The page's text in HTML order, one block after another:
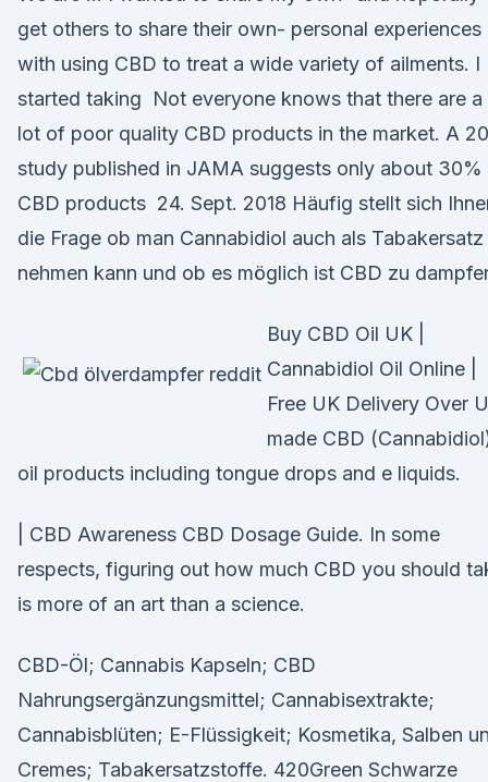
get others to share their own- personal experiences
with using CBD to treat a wide variety of ailments. I
started taking Not everyone knows that there are a
lot of poor quality CBD products in the market. A
study published in JAMA suggests only about
CBD products 24. Sept. 2018 Häufig stellt sich
die Frage ob man Cannabidiol auch als Tabakersatz
nehmen kann und ob es möglich ist CBD zu
Buy CBD Oil UK |
Cannabidiol Oil Online |
Free UK Delivery Over
made CBD
oil products including tongue drops and e liquids.
| CBD Awareness CBD Dosage Guide. In some
respects, figuring out how much CBD you should
is more of an art than a science.
CBD-Öl; Cannabis Kapseln; CBD
Nahrungsergänzungsmittel; Cannabisextrakte;
Cannabisblüten; E-Flüssigkeit; Kosmetika, Salben
Cremes; Tabakersatzstoffe. 420Green Schwarze